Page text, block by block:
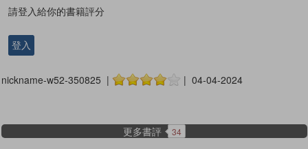
請登入給你的書籍評分
登入
nickname-w52-350825 | | 04-04-2024
更多書評 34